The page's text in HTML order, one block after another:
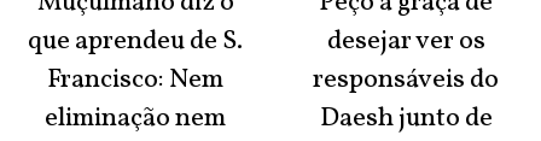
que aprendeu de S.
Francisco: Nem
eliminação nem
desejar ver os
responsáveis do
Daesh junto de